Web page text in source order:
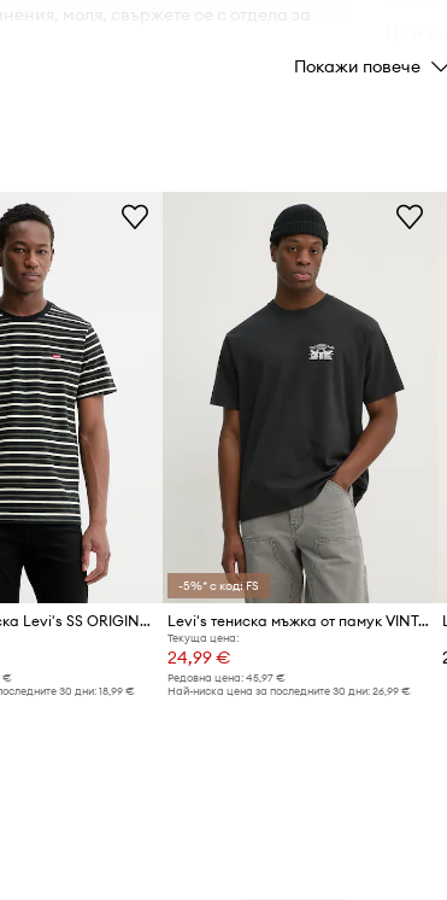
моля, свържете се с отдела за
Марка
Код
Покажи повече
Памучна тениска Levi's SS ORIGINAL HM TEE
€
30 дни:18,99 €
-5%* с код: FS
Levi's тениска мъжка от памук VINTAGE FIT GRAPHIC
Текуща цена:
24,99 €
Редовна цена: 45,97 €
Най-ниска цена за последните 30 дни: 26,99 €